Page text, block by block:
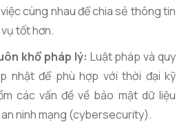
cùng nhau để chia sẻ thông tin
tốt hơn.
khổ pháp lý: Luật pháp và quy
nhật để phù hợp với thời đại kỹ
các vấn đề về bảo mật dữ liệu
ninh mạng (cybersecurity).